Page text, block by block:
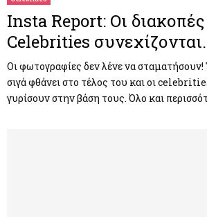
Insta Report: Οι
Celebrities
Οι φωτογραφίες δεν λένε να σταματήσουν!
σιγά φθάνει στο τέλος του και οι
γυρίσουν στην βάση τους. Όλο και